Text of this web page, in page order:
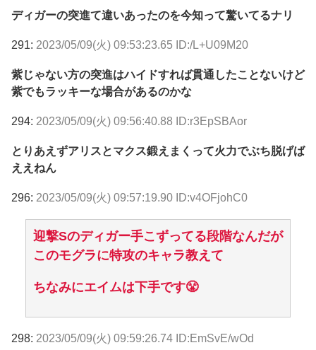
ディガーの突進て違いあったのを今知って驚いてるナリ
291: 2023/05/09(火) 09:53:23.65 ID:/L+U09M20
紫じゃない方の突進はハイドすれば貫通したことないけど
紫でもラッキーな場合があるのかな
294: 2023/05/09(火) 09:56:40.88 ID:r3EpSBAor
とりあえずアリスとマクス鍛えまくって火力でぶち脱げば
ええねん
296: 2023/05/09(火) 09:57:19.90 ID:v4OFjohC0
迎撃Sのディガー手こずってる段階なんだが
このモグラに特攻のキャラ教えて
ちなみにエイムは下手です😤
298: 2023/05/09(火) 09:59:26.74 ID:EmSvE/wOd